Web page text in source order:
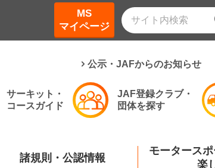
MS
マイページ
公示・JAFからのお知らせ
サーキット・
コースガイド
JAF登録クラブ・
団体を探す
諸規則・公認情報
モータース
楽